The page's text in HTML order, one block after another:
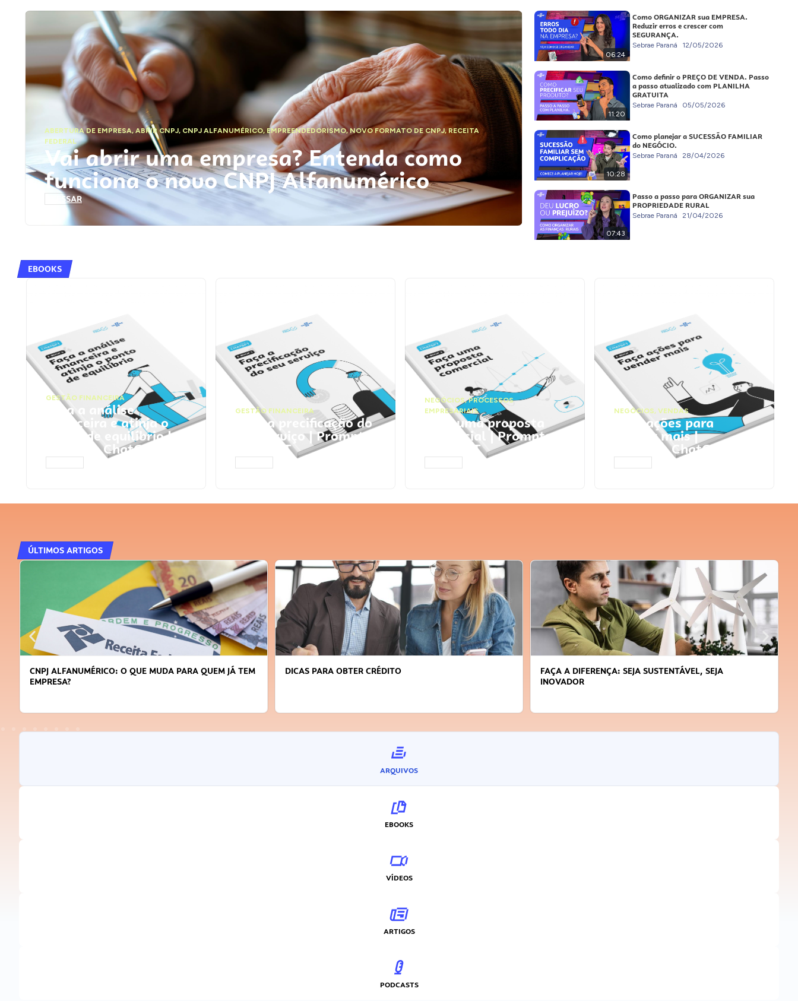
ABERTURA DE EMPRESA,ABRIR CNPJ, CNPJ ALFANUMÉRICO, EMPREENDEDORISMO,NOVO FORMATO DE CNPJ,RECEITA
FEDERAL
Vai abrir uma empresa? Entenda como
funciona o novo CNPJ Alfanumérico
ACESSAR
06:24
Como ORGANIZAR sua EMPRESA.
Reduzir erros e crescer com
SEGURANÇA.
Sebrae Paraná 12/05/2026
11:20
Como definir o PREÇO DE VENDA. Passo
a passo atualizado com PLANILHA
GRATUITA
Sebrae Paraná 05/05/2026
10:28
Como planejar a SUCESSÃO FAMILIAR
do NEGÓCIO.
Sebrae Paraná 28/04/2026
07:43
Passo a passo para ORGANIZAR sua
PROPRIEDADE RURAL
Sebrae Paraná 21/04/2026
EBOOKS
GESTÃO FINANCEIRA
Faça a análise
financeira e atinja o
ponto de equilíbrio |
Prompts ChatGPT
GESTÃO FINANCEIRA
Faça a precificação do
seu serviço | Prompts
ChatGPT
NEGÓCIOS,PROCESSOS
EMPRESARIAIS
Faça uma proposta
comercial | Prompts
ChatGPT
NEGÓCIOS, VENDAS
Faça ações para
vender mais |
Prompts ChatGPT
ÚLTIMOS ARTIGOS
DICAS PARA OBTER CRÉDITO
FAÇA A DIFERENÇA: SEJA SUSTENTÁVEL, SEJA
APRENDA A GERENCIAR O SEU TEMPO
ARQUIVOS
EBOOKS
VÍDEOS
ARTIGOS
PODCASTS